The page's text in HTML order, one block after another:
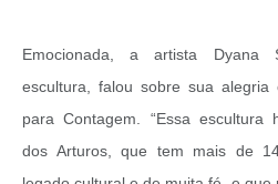
Emocionada, a artista Dyana
escultura, falou sobre sua
para Contagem. “Essa escultura
dos Arturos, que tem mais de